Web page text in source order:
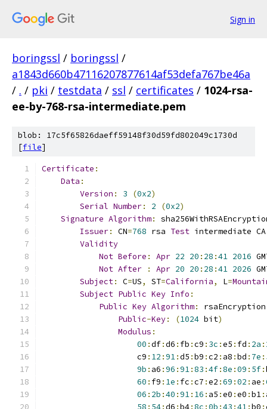
Sign in
boringssl / boringssl /
a1843d660b47116207877614af53defa767be46a
/ . / pki / testdata / ssl / certificates / 1024-rsa-
ee-by-768-rsa-intermediate.pem
blob: 17c5f65826daeff59148f30d59fd802049c1730d
[file]
Certificate :
Data :
Version : 3 (0x2)
Serial Number: 2 (0x2)
Signature Algorithm:
Issuer: CN=768 rsa Test intermediate CA
Validity
Not Before : Apr 22 20 : 28 :41 2016
Not After : Apr 20 20 : 28 :41 2026
Subject: C=US, ST=California, L=
Subject Public Key Info :
Public Key Algorithm:
rsaEncryption
Public-Key: (1024 bit)
Modulus :
00 :df:d6 : fb :c9 : 3c :e5 : fd : 2a :
                    c9
: 12 :91:d5 :b9 :c2 : a8 :bd : 7e :
9b : a6 :96 :91:83 :4f:8e :09 : 5f:
60 : f9 : 1e : fc :c7 :e2 :69 :02 : ae :
06 : 2b :40 :91: 16 : a5 :e0 :e0 :b1:
58 : 54:d6 :b4:8c :0b :43 :41:b0 :